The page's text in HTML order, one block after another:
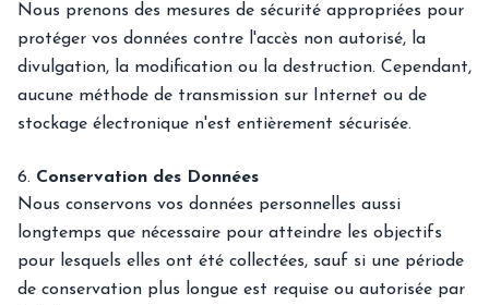
Nous prenons des mesures de sécurité appropriées pour
protéger vos données contre l'accès non autorisé, la
divulgation, la modification ou la destruction. Cependant,
aucune méthode de transmission sur Internet ou de
stockage électronique n'est entièrement sécurisée.
6. Conservation des Données
Nous conservons vos données personnelles aussi
longtemps que nécessaire pour atteindre les objectifs
pour lesquels elles ont été collectées, sauf si une période
de conservation plus longue est requise ou autorisée par